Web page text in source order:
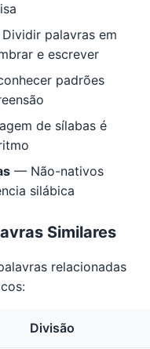
palavras em
e escrever
padrões
de sílabas é
— Não-nativos
silábica
Similares
relacionadas
Divisão